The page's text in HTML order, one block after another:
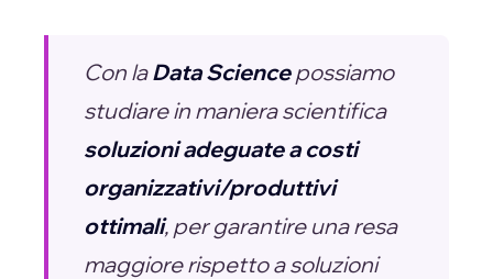
Con laData Sciencepossiamo
studiare in maniera scientifica
soluzioni adeguate a costi
organizzativi/produttivi
ottimali, per garantire una resa
maggiore rispetto a soluzioni